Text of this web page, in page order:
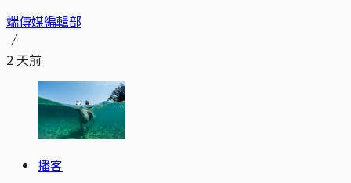
端傳媒編輯部
2 天前
播客